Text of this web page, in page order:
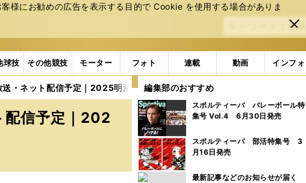
様にお勧めの広告を表⽰する⽬的で Cookie を使⽤する場合がありま
閉じ
る
球技 その他競技 モーター フォト 連載 動画 インフォ
・ネット配信予定｜2025明治安田J1リーグ第2節
配信予定｜202
編集部のおすすめ
スポルティーバ バレーボール特
集号 Vol.4 6月30日発売
スポルティーバ 部活特集号 3
月16日発売
最新記事などのお知らせが届く